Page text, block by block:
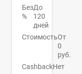
Без
%
До
120
дней
СтоимостьОт
0
руб.
CashbackНет